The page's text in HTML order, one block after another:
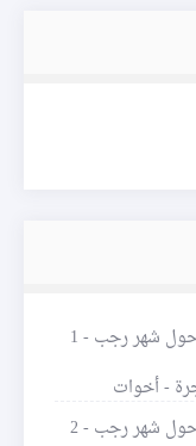
شهر رجب - 1
حول شهر رجب - 2